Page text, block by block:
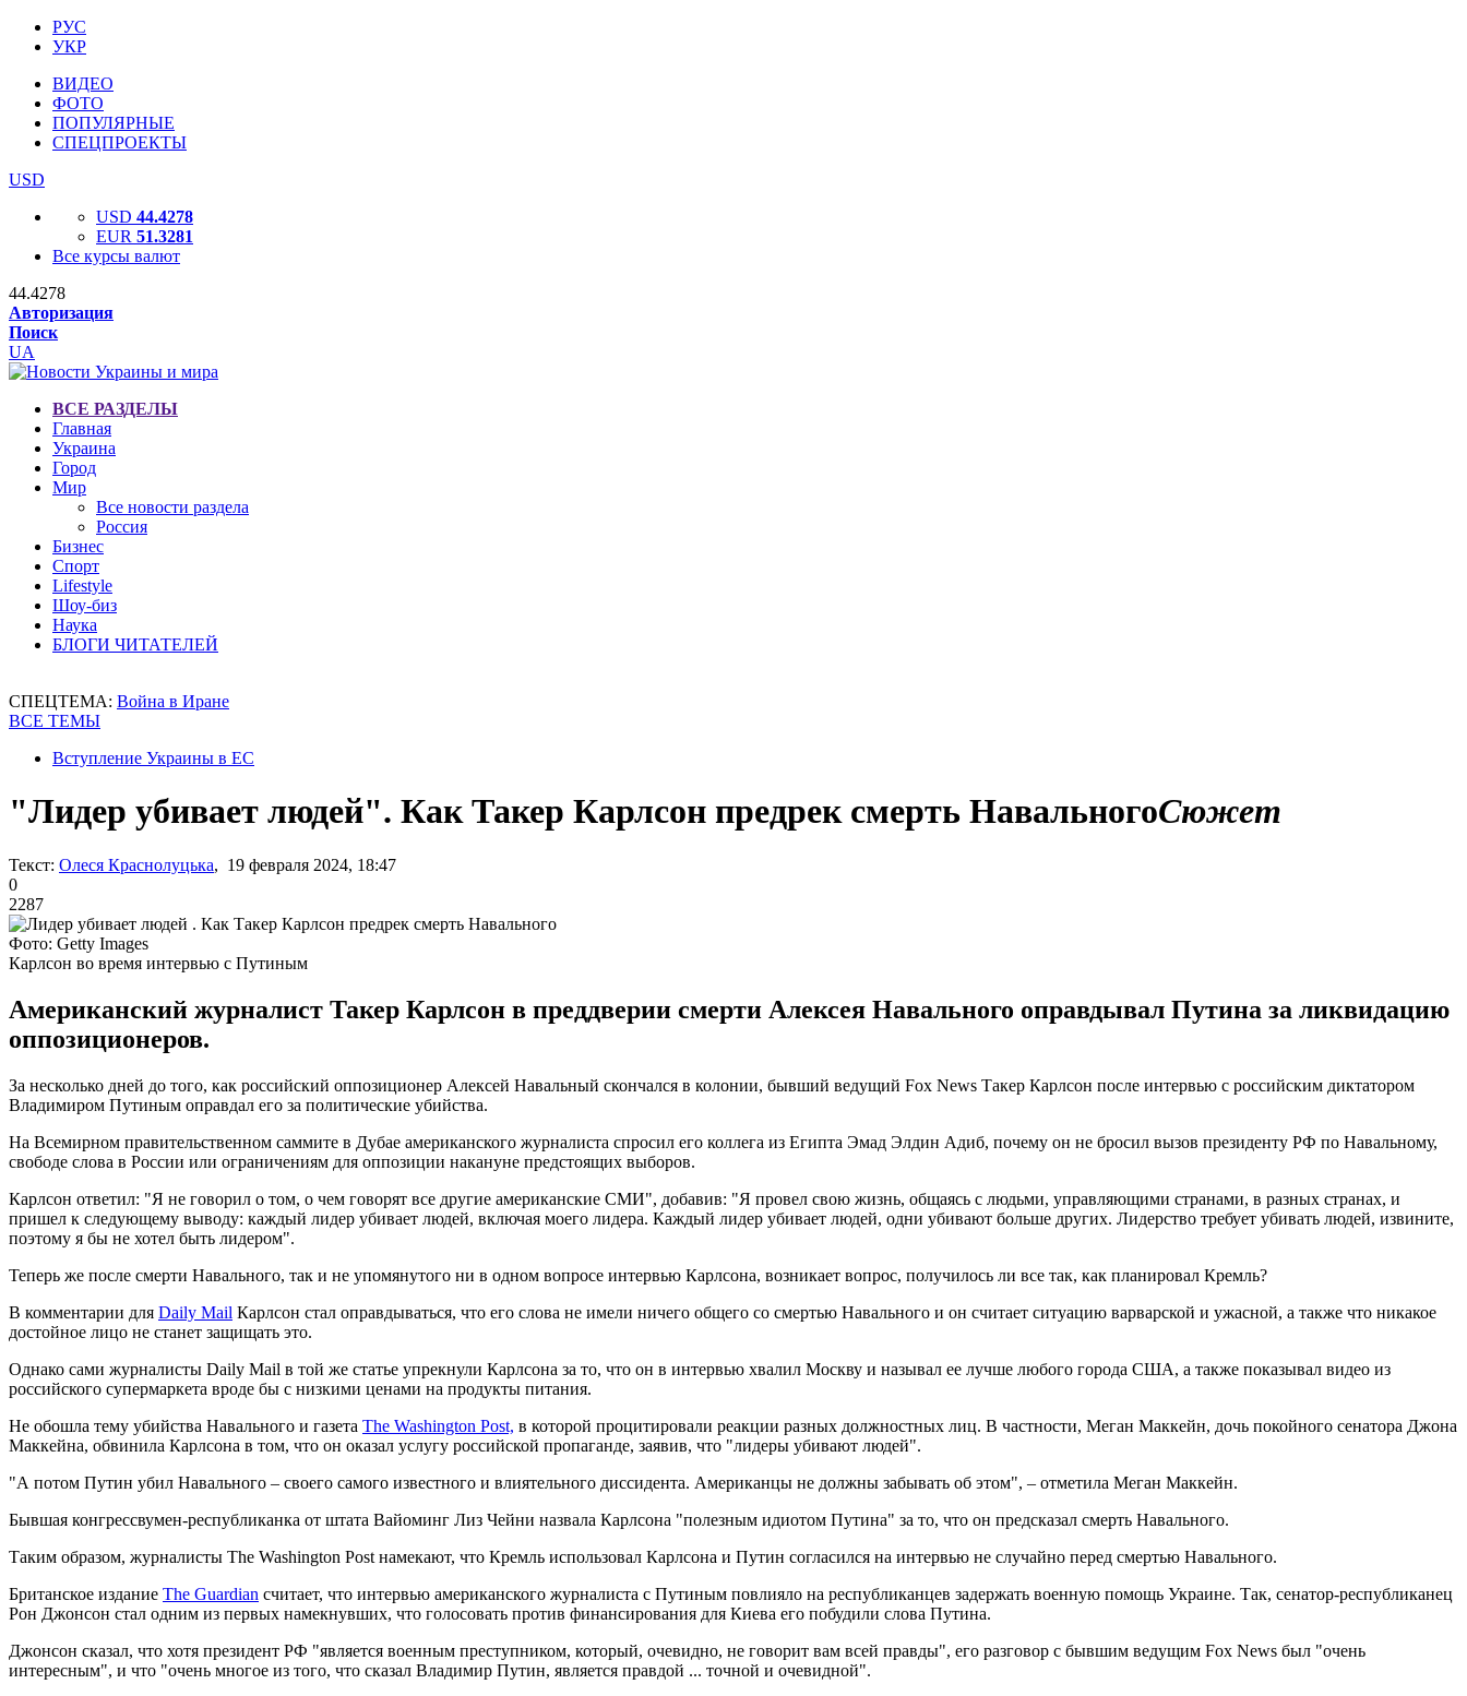
РУС
УКР
ВИДЕО
ФОТО
ПОПУЛЯРНЫЕ
СПЕЦПРОЕКТЫ
USD
USD 44.4278
EUR 51.3281
Все курсы валют
44.4278
Авторизация
Поиск
UA
ВСЕ РАЗДЕЛЫ
Главная
Украина
Город
Мир
Все новости раздела
Россия
Бизнес
Спорт
Lifestyle
Шоу-биз
Наука
БЛОГИ ЧИТАТЕЛЕЙ
СПЕЦТЕМА: Война в Иране
ВСЕ ТЕМЫ
Вступление Украины в ЕС
"Лидер убивает людей". Как Такер Карлсон предрек смерть НавальногоСюжет
Текст: Олеся Краснолуцька, 19 февраля 2024, 18:47
0
2287
Фото: Getty Images
Карлсон во время интервью с Путиным
Американский журналист Такер Карлсон в преддверии смерти Алексея Навального оправдывал Путина за ликвидацию
оппозиционеров.
За несколько дней до того, как российский оппозиционер Алексей Навальный скончался в колонии, бывший ведущий Fox News Такер Карлсон после интервью с российским диктатором
Владимиром Путиным оправдал его за политические убийства.
На Всемирном правительственном саммите в Дубае американского журналиста спросил его коллега из Египта Эмад Элдин Адиб, почему он не бросил вызов президенту РФ по Навальному,
свободе слова в России или ограничениям для оппозиции накануне предстоящих выборов.
Карлсон ответил: "Я не говорил о том, о чем говорят все другие американские СМИ", добавив: "Я провел свою жизнь, общаясь с людьми, управляющими странами, в разных странах, и
пришел к следующему выводу: каждый лидер убивает людей, включая моего лидера. Каждый лидер убивает людей, одни убивают больше других. Лидерство требует убивать людей, извините,
поэтому я бы не хотел быть лидером".
Теперь же после смерти Навального, так и не упомянутого ни в одном вопросе интервью Карлсона, возникает вопрос, получилось ли все так, как планировал Кремль?
В комментарии для Daily Mail Карлсон стал оправдываться, что его слова не имели ничего общего со смертью Навального и он считает ситуацию варварской и ужасной, а также что никакое
достойное лицо не станет защищать это.
Однако сами журналисты Daily Mail в той же статье упрекнули Карлсона за то, что он в интервью хвалил Москву и называл ее лучше любого города США, а также показывал видео из
российского супермаркета вроде бы с низкими ценами на продукты питания.
Не обошла тему убийства Навального и газета The Washington Post, в которой процитировали реакции разных должностных лиц. В частности, Меган Маккейн, дочь покойного сенатора Джона
Маккейна, обвинила Карлсона в том, что он оказал услугу российской пропаганде, заявив, что "лидеры убивают людей".
"А потом Путин убил Навального – своего самого известного и влиятельного диссидента. Американцы не должны забывать об этом", – отметила Меган Маккейн.
Бывшая конгрессвумен-республиканка от штата Вайоминг Лиз Чейни назвала Карлсона "полезным идиотом Путина" за то, что он предсказал смерть Навального.
Таким образом, журналисты The Washington Post намекают, что Кремль использовал Карлсона и Путин согласился на интервью не случайно перед смертью Навального.
Британское издание The Guardian считает, что интервью американского журналиста с Путиным повлияло на республиканцев задержать военную помощь Украине. Так, сенатор-республиканец
Рон Джонсон стал одним из первых намекнувших, что голосовать против финансирования для Киева его побудили слова Путина.
Джонсон сказал, что хотя президент РФ "является военным преступником, который, очевидно, не говорит вам всей правды", его разговор с бывшим ведущим Fox News был "очень
интересным", и что "очень многое из того, что сказал Владимир Путин, является правдой ... точной и очевидной".